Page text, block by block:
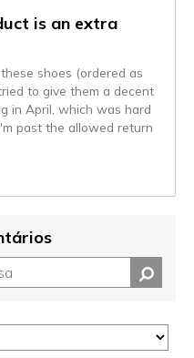
is an extra
shoes (ordered as
to give them a decent
in April, which was hard
past the allowed return